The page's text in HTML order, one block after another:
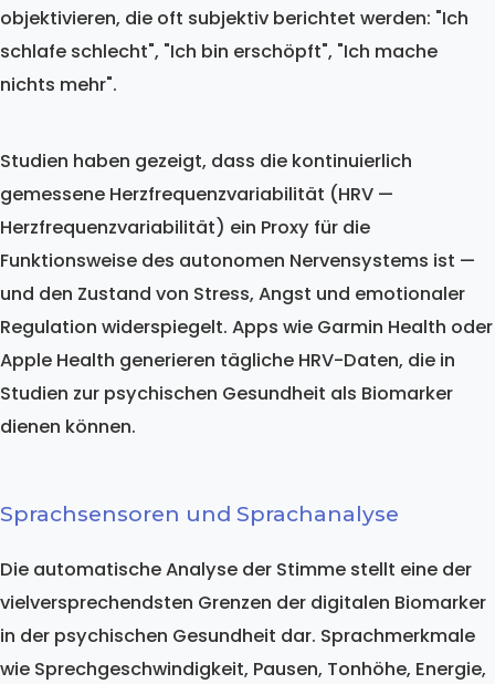
objektivieren, die oft subjektiv berichtet werden: "Ich
schlafe schlecht", "Ich bin erschöpft", "Ich mache
nichts mehr".
Studien haben gezeigt, dass die kontinuierlich
gemessene Herzfrequenzvariabilität (HRV —
Herzfrequenzvariabilität) ein Proxy für die
Funktionsweise des autonomen Nervensystems ist —
und den Zustand von Stress, Angst und emotionaler
Regulation widerspiegelt. Apps wie Garmin Health oder
Apple Health generieren tägliche HRV-Daten, die in
Studien zur psychischen Gesundheit als Biomarker
dienen können.
Sprachsensoren und Sprachanalyse
Die automatische Analyse der Stimme stellt eine der
vielversprechendsten Grenzen der digitalen Biomarker
in der psychischen Gesundheit dar. Sprachmerkmale
wie Sprechgeschwindigkeit, Pausen, Tonhöhe, Energie,